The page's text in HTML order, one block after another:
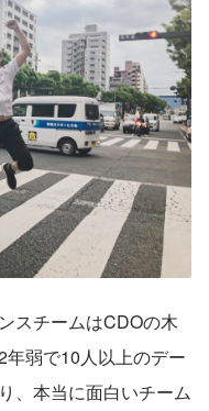
スチームはCDOの木
弱で10人以上のデー
、本当に面白いチーム